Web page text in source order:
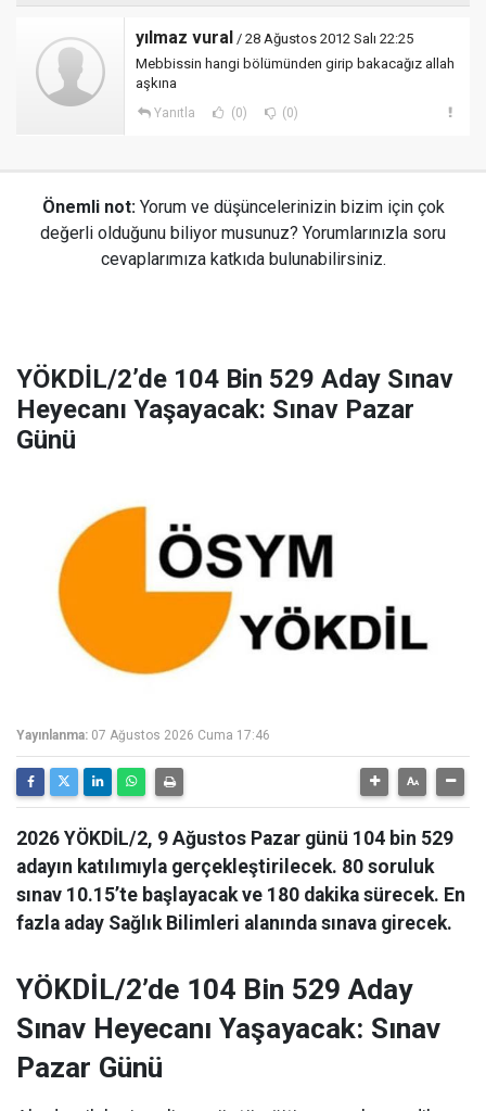
yılmaz vural / 28 Ağustos 2012 Salı 22:25
Mebbissin hangi bölümünden girip bakacağız allah
aşkına
Yanıtla (0) (0)
Önemli not: Yorum ve düşüncelerinizin bizim için çok
değerli olduğunu biliyor musunuz? Yorumlarınızla soru
cevaplarımıza katkıda bulunabilirsiniz.
YÖKDİL/2’de 104 Bin 529 Aday Sınav
Heyecanı Yaşayacak: Sınav Pazar
Günü
Yayınlanma: 07 Ağustos 2026 Cuma 17:46
2026 YÖKDİL/2, 9 Ağustos Pazar günü 104 bin 529
adayın katılımıyla gerçekleştirilecek. 80 soruluk
sınav 10.15’te başlayacak ve 180 dakika sürecek. En
fazla aday Sağlık Bilimleri alanında sınava girecek.
YÖKDİL/2’de 104 Bin 529 Aday
Sınav Heyecanı Yaşayacak: Sınav
Pazar Günü